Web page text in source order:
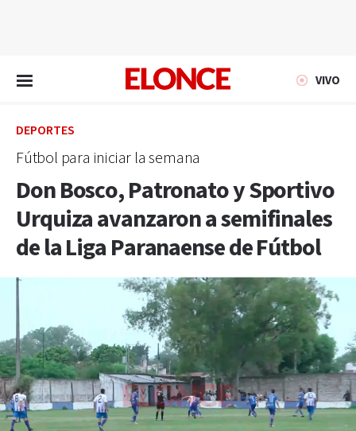
VIVO
DEPORTES
Fútbol para iniciar la semana
Don Bosco, Patronato y Sportivo
Urquiza avanzaron a semifinales
de la Liga Paranaense de Fútbol